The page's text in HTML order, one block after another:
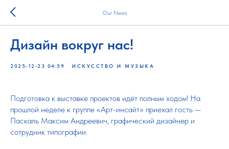
Our News
Дизайн вокруг нас!
2025-12-23 04:59 ИСКУССТВО И МУЗЫКА
Подготовка к выставке проектов идёт полным ходом! На
прошлой неделе к группе «Арт-инсайт» приехал гость —
Паскаль Максим Андреевич, графический дизайнер и
сотрудник типографии.